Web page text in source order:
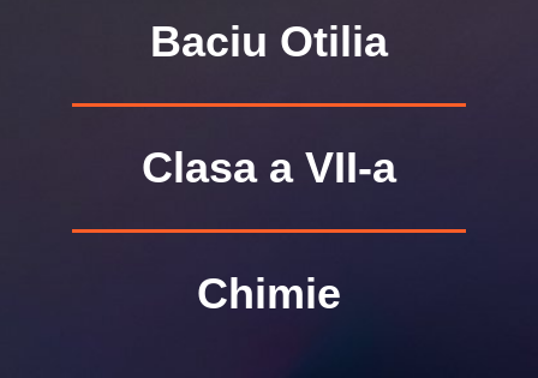
Baciu Otilia
Clasa a VII-a
Chimie